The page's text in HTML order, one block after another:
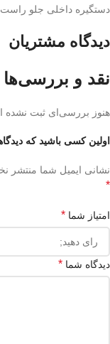
دستگیره داخلی جلو راست ام وی ام 530
دیدگاه مشتریان
نقد و بررسی‌ها
هنوز بررسی‌ای ثبت نشده
اولین کسی باشید که
نشانی ایمیل شما منتشر
*
امتیاز شما *
دیدگاه شما *